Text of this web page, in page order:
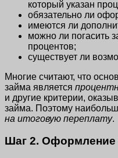
который указан
обязательно ли
имеются ли
можно ли погасить
процентов;
существует ли
Многие считают, что
займа является
и другие критерии,
займа. Поэтому
на итоговую переплату.
Шаг 2. Оформление